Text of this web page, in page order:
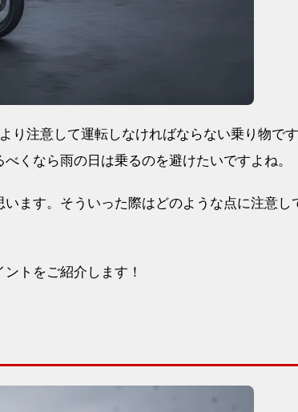
注意して運転しなければならない乗り物です
くなら雨の日は乗るのを避けたいですよね。
ます。そういった際はどのような点に注意し
トをご紹介します！